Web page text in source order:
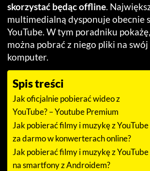
skorzystać będąc offline.
multimedialną dysponuje obecnie
YouTube. W tym poradniku
można pobrać z niego pliki na
komputer.
Spis treści
Jak oficjalnie pobierać wideo z
YouTube? – Youtube Premium
Jak pobierać filmy i muzykę z YouTube
za darmo w konwerterach online?
Jak pobierać filmy i muzykę z YouTube
na smartfony z Androidem?